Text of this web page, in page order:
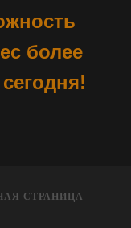
более
СТРАНИЦА